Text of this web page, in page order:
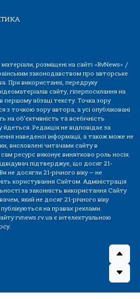
матеріали, розміщені на сайті «RvNews» /
законодавством про авторське
При використанні, передруку
сайту, гіперпосилання на
першому абзаці тексту. Точка зору
з точкою зору автора, а усі опубліковані
на об'єктивність та всебічність
Редакція не відповідає за
наведеної інформації, а також може не
висловлені читачами сайту в
ресурс виконує винятково роль носія.
підтверджує, що досяг 21-
не досягли 21-річного віку — не
користування Сайтом. Адміністрація
за законність використання Сайту
який не досяг 21-річного віку.
на правах реклами.
rvnews.rv.ua є інтелектуальною